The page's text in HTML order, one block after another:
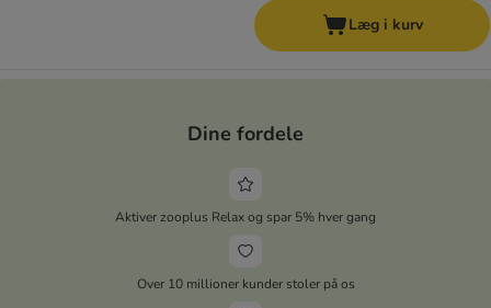
Læg i kurv
Dine fordele
Aktiver zooplus Relax og spar 5% hver gang
Over 10 millioner kunder stoler på os